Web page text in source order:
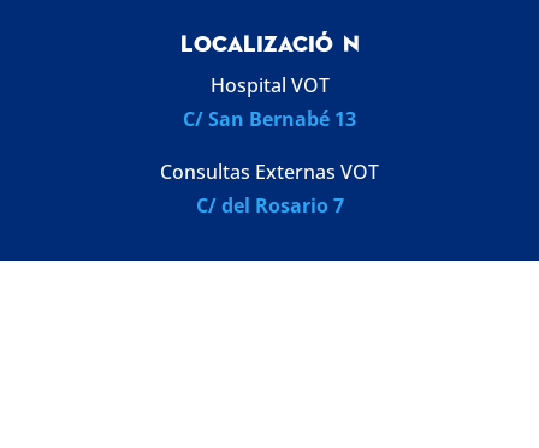
LOCALIZACIÓ N
Hospital VOT
C/ San Bernabé 13
Consultas Externas VOT
C/ del Rosario 7